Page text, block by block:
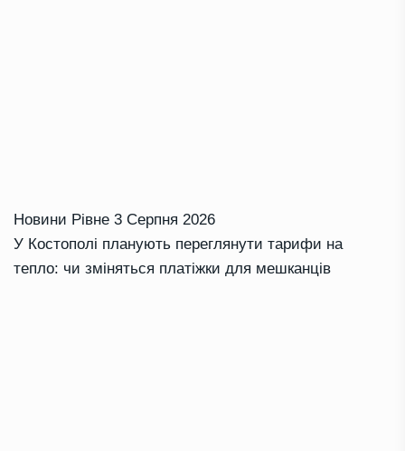
Новини Рівне 3 Серпня 2026
У Костополі планують переглянути тарифи на
тепло: чи зміняться платіжки для мешканців